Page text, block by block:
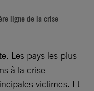
ligne de la crise
Les pays les plus
à la crise
victimes. Et